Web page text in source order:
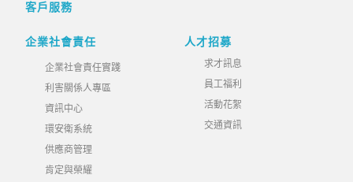
客戶服務
企業社會責任
企業社會責任實踐
利害關係人專區
資訊中心
環安衛系統
供應商管理
肯定與榮耀
人才招募
求才訊息
員工福利
活動花絮
交通資訊